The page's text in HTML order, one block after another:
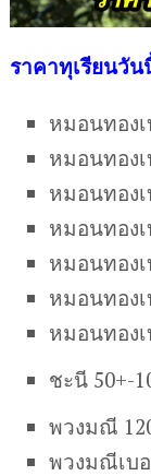
ราคาทุเรียนวัน
หมอนทอง
หมอนทอง
หมอนทอง
หมอนทอง
หมอนทอง
หมอนทอง
หมอนทอง
ชะนี 50+-
พวงมณี
พวงมณีเบ